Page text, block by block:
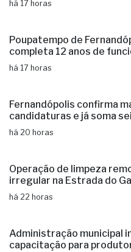
há 17 horas
Poupatempo de
completa 12 anos de
há 17 horas
Fernandópolis confirma
candidaturas e já soma
há 20 horas
Operação de limpeza
irregular na Estrada do
há 22 horas
Administração municipal
capacitação para